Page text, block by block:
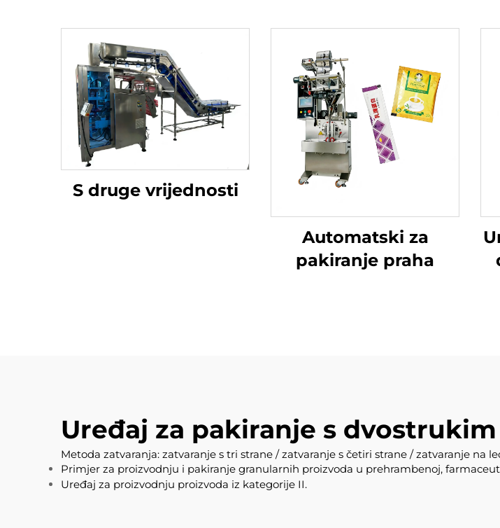
S druge vrijednosti
Automatski za
pakiranje praha
Uređaj za pakiranje s
Metoda zatvaranja: zatvaranje s tri strane / zatvaranje s četiri strane / zatvaranje na
Primjer za proizvodnju i pakiranje granularnih proizvoda u prehrambenoj,
Uređaj za proizvodnju proizvoda iz kategorije II.